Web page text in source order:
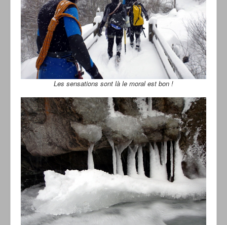
Les sensations sont là le moral est bon !